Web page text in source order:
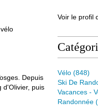
Depuis
d'Olivier, puis
Voir le profil
Vélo (848)
Ski De
Vacances -
Randonnée